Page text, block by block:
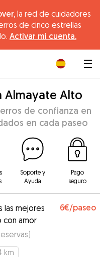
la red de cuidadores
de cinco estrellas
Activar mi cuenta.
Almayate Alto
de confianza en
en cada paseo
Soporte y
Ayuda
Pago
seguro
las mejores
con amor
6€/paseo
)
km